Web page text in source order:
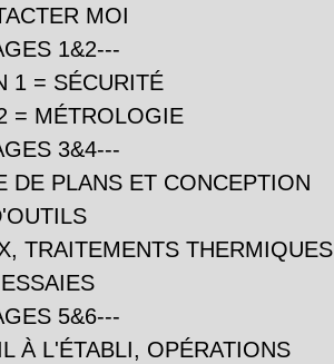
MOI
1&2---
1 = SÉCURITÉ
= MÉTROLOGIE
3&4---
DE PLANS ET CONCEPTION
TRAITEMENTS THERMIQUES
5&6---
À L'ÉTABLI, OPÉRATIONS